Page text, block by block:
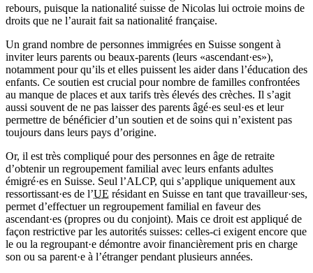
rebours, puisque la nationalité suisse de Nicolas lui octroie moins de
droits que ne l’aurait fait sa nationalité française.
Un grand nombre de personnes immigrées en Suisse songent à
inviter leurs parents ou beaux-parents (leurs «ascendant·es»),
notamment pour qu’ils et elles puissent les aider dans l’éducation des
enfants. Ce soutien est crucial pour nombre de familles confrontées
au manque de places et aux tarifs très élevés des crèches. Il s’agit
aussi souvent de ne pas laisser des parents âgé·es seul·es et leur
permettre de bénéficier d’un soutien et de soins qui n’existent pas
toujours dans leurs pays d’origine.
Or, il est très compliqué pour des personnes en âge de retraite
d’obtenir un regroupement familial avec leurs enfants adultes
émigré·es en Suisse. Seul l’ALCP, qui s’applique uniquement aux
ressortissant·es de l’UE résidant en Suisse en tant que travailleur·ses,
permet d’effectuer un regroupement familial en faveur des
ascendant·es (propres ou du conjoint). Mais ce droit est appliqué de
façon restrictive par les autorités suisses: celles-ci exigent encore que
le ou la regroupant·e démontre avoir financièrement pris en charge
son ou sa parent·e à l’étranger pendant plusieurs années.